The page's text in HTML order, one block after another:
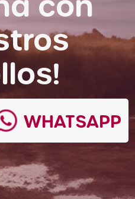
WHATSAPP